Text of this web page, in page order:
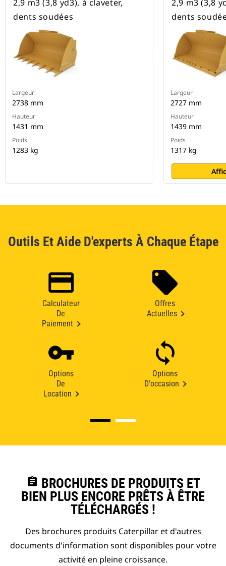
2,9 m3 (3,8 yd3), à claveter,
dents soudées
Largeur
2738 mm
Hauteur
1431 mm
Poids
1283 kg
2,9 m3 (3,8
dents
Largeur
2727 mm
Hauteur
1439 mm
Poids
1317 kg
Outils Et Aide D'experts À Chaque Étape
Calculateur
De
Paiement
Offres
Actuelles
Options
De
Location
Options
D'occasion
assignment BROCHURES DE PRODUITS ET
BIEN PLUS ENCORE PRÊTS À ÊTRE
TÉLÉCHARGÉS !
Des brochures produits Caterpillar et d'autres
documents d'information sont disponibles pour votre
activité en pleine croissance.